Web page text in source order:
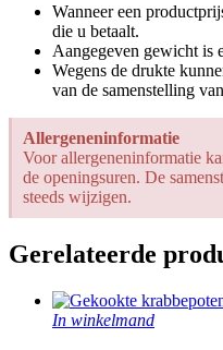
Wanneer een
die u betaalt.
Aangegeven gewicht is
Wegens de drukte
van de samenstelling
Allergeneninformatie
Voor allergeneninformatie
de openingsuren. De
steeds wijzigen.
Gerelateerde
In winkelmand